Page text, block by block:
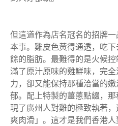
但這道作為店名冠名的招牌
本事。雞皮色黃得通透，吃
餘的脂肪。最難得的是火候
滿了原汁原味的雞鮮味，完
力，卻又能保持那種洽當的
郁。配上特製的薑蔥點綴，
現了廣州人對雞的極致執著
爽肉滑」。這才是我們香港